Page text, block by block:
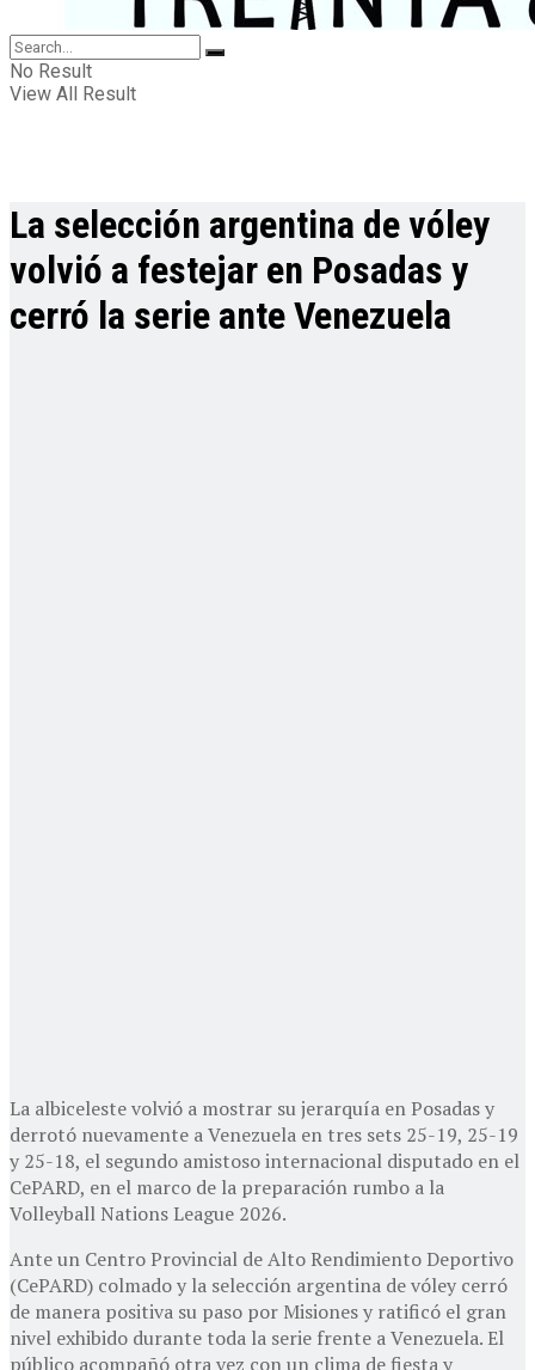
No Result
View All Result
La selección argentina de vóley
volvió a festejar en Posadas y
cerró la serie ante Venezuela
La albiceleste volvió a mostrar su jerarquía en Posadas y
derrotó nuevamente a Venezuela en tres sets 25-19, 25-19
y 25-18, el segundo amistoso internacional disputado en el
CePARD, en el marco de la preparación rumbo a la
Volleyball Nations League 2026.
Ante un Centro Provincial de Alto Rendimiento Deportivo
(CePARD) colmado y la selección argentina de vóley cerró
de manera positiva su paso por Misiones y ratificó el gran
nivel exhibido durante toda la serie frente a Venezuela. El
público acompañó otra vez con un clima de fiesta y